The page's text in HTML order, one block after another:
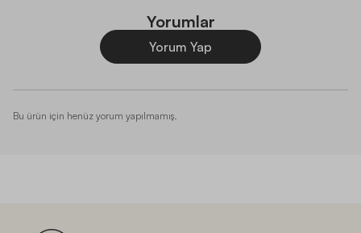
Yorumlar
Yorum Yap
Bu ürün için henüz yorum yapılmamış.